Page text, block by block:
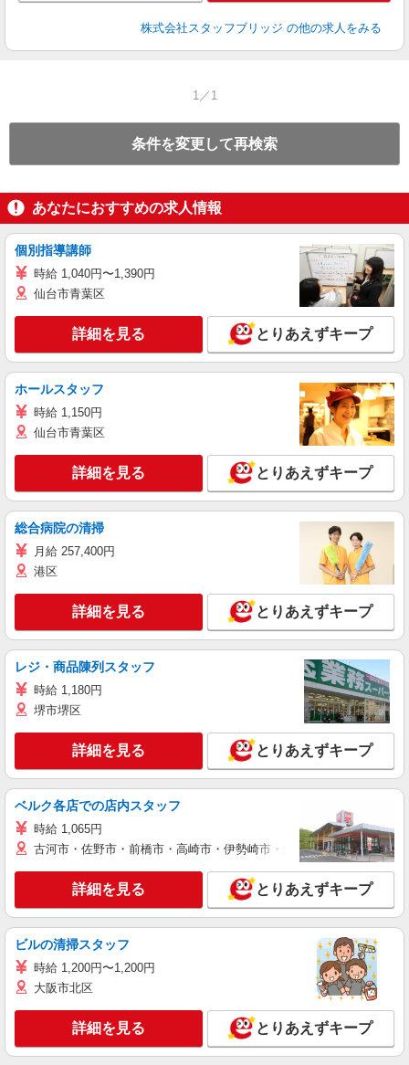
株式会社スタッフブリッジ の他の求人をみる
1／1
条件を変更して再検索
あなたにおすすめの求人情報
個別指導講師
時給 1,040円〜1,390円
仙台市青葉区
詳細を見る とりあえずキープ
ホールスタッフ
時給 1,150円
仙台市青葉区
詳細を見る とりあえずキープ
総合病院の清掃
月給 257,400円
港区
詳細を見る とりあえずキープ
レジ・商品陳列スタッフ
時給 1,180円
堺市堺区
詳細を見る とりあえずキープ
ベルク各店での店内スタッフ
時給 1,065円
古河市・佐野市・前橋市・高崎市・伊勢崎市・太田市・館林市・藤
詳細を見る とりあえずキープ
ビルの清掃スタッフ
時給 1,200円〜1,200円
大阪市北区
詳細を見る とりあえずキープ